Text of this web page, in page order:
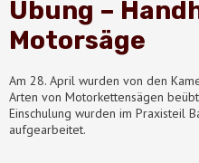
Übung –
Motorsäge
Am 28. April wurden von den
Arten von Motorkettensägen
Einschulung wurden im Praxisteil
aufgearbeitet.